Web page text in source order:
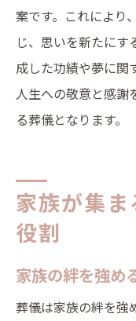
案です。これにより
じ、思いを新たにす
成した功績や夢に関
人生への敬意と感謝
る葬儀となります。
家族が集
役割
家族の絆を強め
葬儀は家族の絆を強